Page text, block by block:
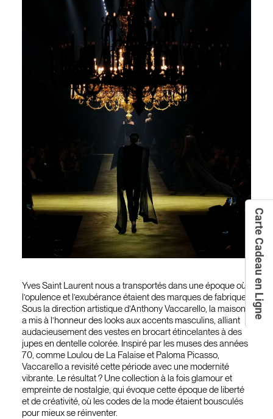
Yves Saint Laurent nous a transportés dans une époque où
l’opulence et l’exubérance étaient des marques de fabrique.
Sous la direction artistique d’Anthony Vaccarello, la maison
a mis à l’honneur des looks aux accents masculins, alliant
audacieusement des vestes en brocart étincelantes à des
jupes en dentelle colorée. Inspiré par les muses des années
70, comme Loulou de La Falaise et Paloma Picasso,
Vaccarello a revisité cette période avec une modernité
vibrante. Le résultat ? Une collection à la fois glamour et
empreinte de nostalgie, qui évoque cette époque de liberté
et de créativité, où les codes de la mode étaient bousculés
pour mieux se réinventer.
Carte Cadeau en Ligne